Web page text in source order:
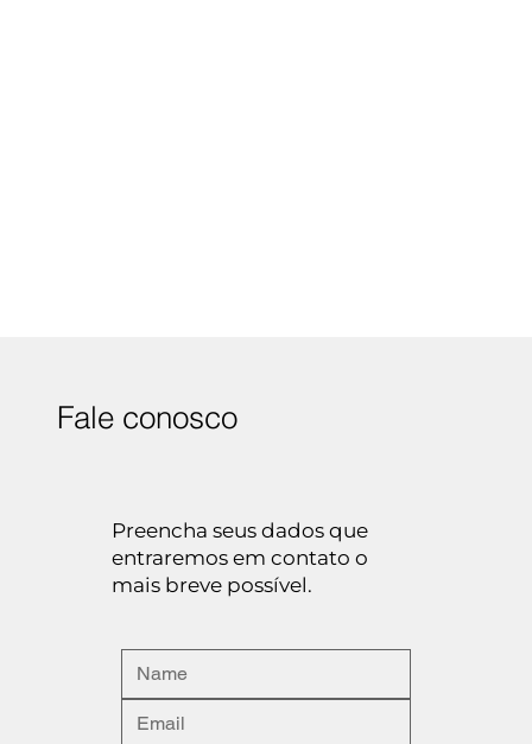
Fale conosco
Preencha seus dados que
entraremos em contato o
mais breve possível.